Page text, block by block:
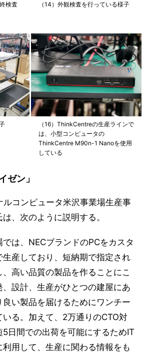
検査
（14）外観検査を行っている様子
（16）ThinkCentreの生産ラインで
は、小型コンピュータの
ThinkCentre M90n-1 Nanoを使用
している
ゼン」
ルコンピュータ米沢事業場生産事
、次のように説明する。
は、NECブランドのPCをカスタ
生産しており、短納期で指定され
高い品質の製品を作ることにこ
設計、生産がひとつの建屋にあ
良い製品を届けるためにワンチー
いる。加えて、2万通りのCTO対
日間での出荷を可能にするためIT
用して、生産に関わる情報をも